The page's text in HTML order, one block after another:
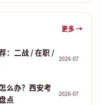
更多 →
：二战 / 在职 /
2026-07
么办？西安考
点
2026-07